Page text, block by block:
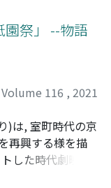
外で製作された
ったと同時に, そ
政治的思惑が交
ベテランであ
持する希有な映
具体化していくな
れることができ
るまでの経緯は,
に発表した「公
状」を契機にし
に半年に渡って
祭」 --物語
Volume 116 , 2021
ラク, マホコ
)は, 室町時代の京
再興する様を描
した時代劇映画
代劇のスター俳